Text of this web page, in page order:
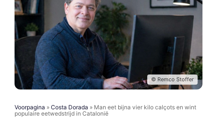
© Remco Stoffer
Voorpagina » Costa Dorada » Man eet bijna vier kilo calçots en wint
populaire eetwedstrijd in Catalonië